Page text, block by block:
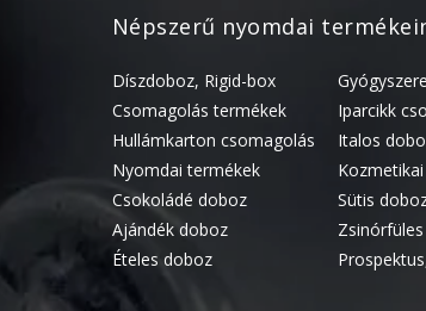
Népszerű nyomdai
Díszdoboz, Rigid-box
Csomagolás termékek
Hullámkarton csomagolás
Nyomdai termékek
Csokoládé doboz
Ajándék doboz
Ételes doboz
Iparcikk
Italos
Sütis